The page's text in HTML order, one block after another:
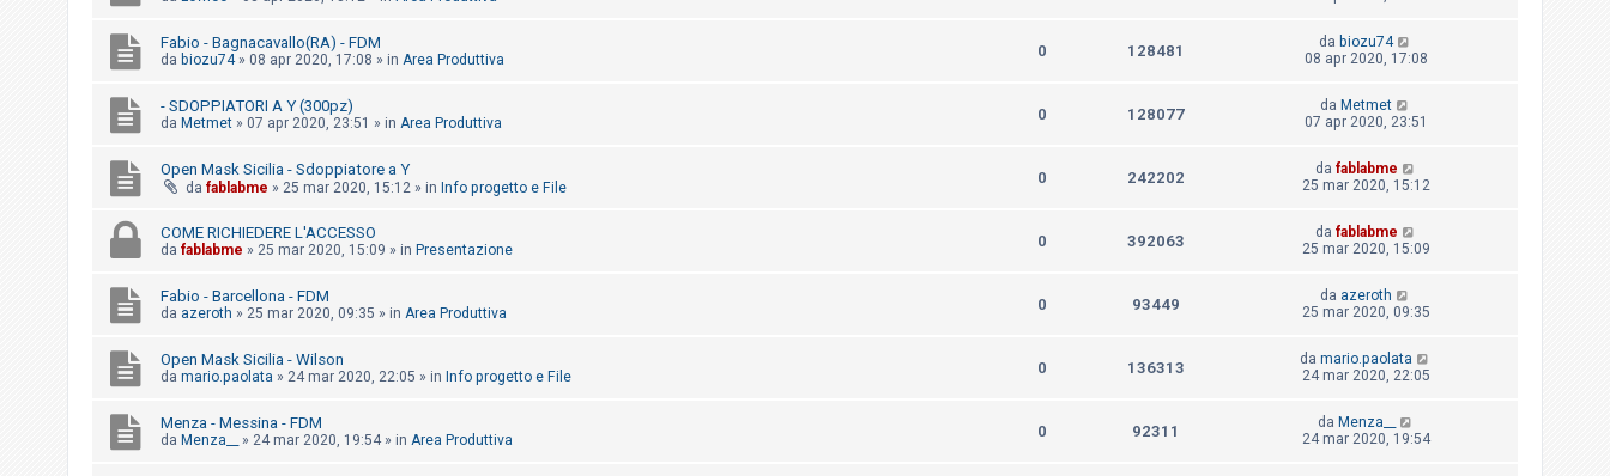
Fabio - Bagnacavallo(RA) - FDM
da biozu74» 08 apr 2020, 17:08 » in Area Produttiva 0 128481 da biozu74
08 apr 2020, 17:08
- SDOPPIATORI A Y (300pz)
da Metmet » 07 apr 2020, 23:51 » in Area Produttiva 0 128077 da Metmet
07 apr 2020, 23:51
Open Mask Sicilia - Sdoppiatore a Y
da fablabme » 25 mar 2020, 15:12 » in Info progetto e File
0 242202 da fablabme
25 mar 2020, 15:12
COME RICHIEDERE L'ACCESSO
da fablabme » 25 mar 2020, 15:09 » in Presentazione 0 392063 da fablabme
25 mar 2020, 15:09
Fabio - Barcellona - FDM
da azeroth » 25 mar 2020, 09:35 » in Area Produttiva 0 93449 da azeroth
25 mar 2020, 09:35
Open Mask Sicilia - Wilson
da mario.paolata » 24 mar 2020, 22:05 » in Info progetto e File 0 136313 damario.paolata
24 mar 2020, 22:05
Menza - Messina - FDM
da Menza__ » 24 mar 2020, 19:54» in Area Produttiva 0 92311 da Menza__
24 mar 2020, 19:54